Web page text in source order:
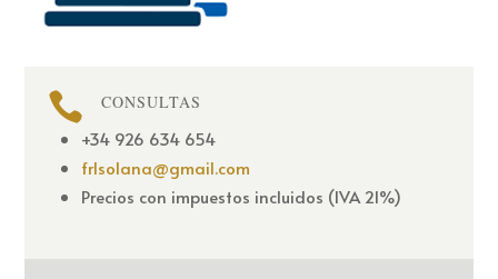
 CONSULTAS
+34 926 634 654
frlsolana@gmail.com
Precios con impuestos incluidos (IVA 21%)